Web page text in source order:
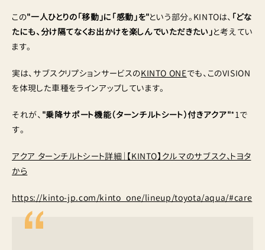
この"一人ひとりの「移動」に「感動」を"という部分。KINTOは、 「どな
たにも、分け隔てなくお出かけを楽しんでいただきたい」と考えてい
ます。
実は、サブスクリプションサービスのKINTO ONEでも、このVISION
を体現した車種をラインアップしています。
それが、 "乗降サポート機能（ターンチルトシート）付きアクア"*1で
す。
アクア ターンチルトシート詳細｜【KINTO】クルマのサブスク、トヨタ
から
https://kinto-jp.com/kinto_one/lineup/toyota/aqua/#care